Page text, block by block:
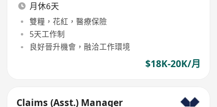
月休6天
雙糧，花紅，醫療保險
5天工作制
良好晉升機會，融洽工作環境
$18K-20K/月
Claims (Asst.) Manager